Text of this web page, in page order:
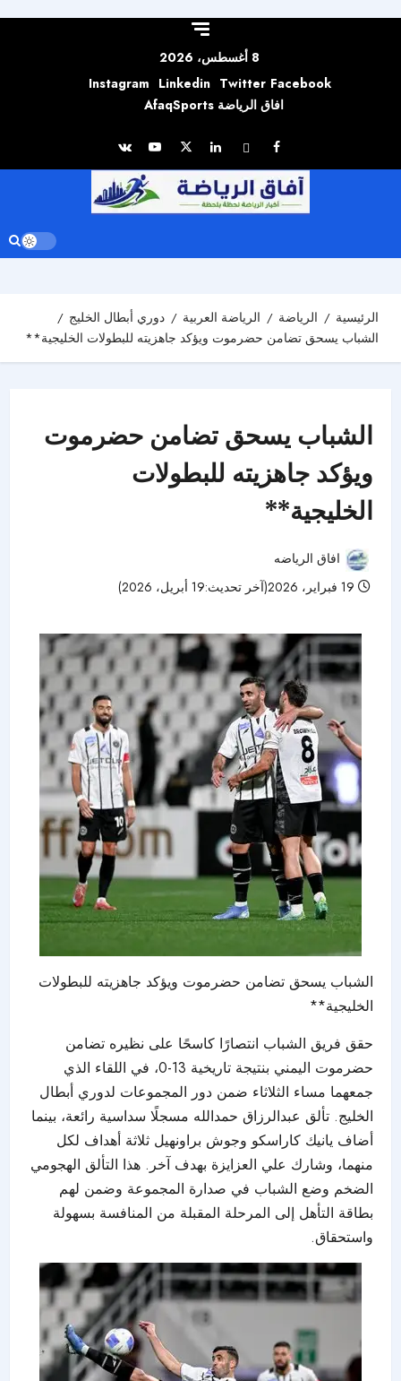
8 أغسطس، 2026
Facebook
Twitter
Linkedin
Instagram
افاق الرياضة AfaqSports
الرئيسية الرياضة الرياضة العربية
دوري أبطال الخليج
الشباب يسحق تضامن حضرموت ويؤكد جاهزيته للبطولات الخليجية**
الشباب يسحق تضامن حضرموت
ويؤكد جاهزيته للبطولات
الخليجية**
افاق الرياضه
الشباب يسحق تضامن حضرموت ويؤكد جاهزيته للبطولات
الخليجية**
حقق فريق الشباب انتصارًا كاسحًا على نظيره تضامن
حضرموت اليمني بنتيجة تاريخية 13-0، في اللقاء الذي
جمعهما مساء الثلاثاء ضمن دور المجموعات لدوري أبطال
الخليج. تألق عبدالرزاق حمدالله مسجلًا سداسية رائعة، بينما
أضاف يانيك كاراسكو وجوش براونهيل ثلاثة أهداف لكل
منهما، وشارك علي العزايزة بهدف آخر. هذا التألق الهجومي
الضخم وضع الشباب في صدارة المجموعة وضمن لهم
بطاقة التأهل إلى المرحلة المقبلة من المنافسة بسهولة
واستحقاق.